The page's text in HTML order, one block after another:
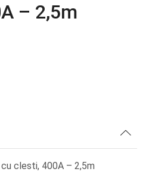
– 2,5m
clesti, 400A – 2,5m